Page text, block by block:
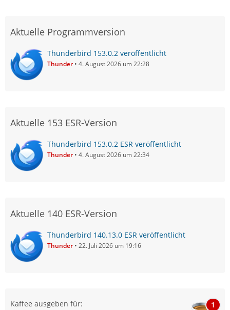
Aktuelle Programmversion
Thunderbird 153.0.2 veröffentlicht
Thunder 4. August 2026 um 22:28
Aktuelle 153 ESR-Version
Thunderbird 153.0.2 ESR veröffentlicht
Thunder 4. August 2026 um 22:34
Aktuelle 140 ESR-Version
Thunderbird 140.13.0 ESR veröffentlicht
Thunder 22. Juli 2026 um 19:16
Kaffee ausgeben für: 1